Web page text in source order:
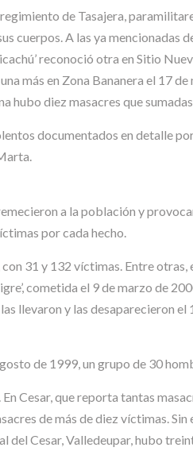
de Tasajera,
cuerpos. A las ya
reconoció otra en Sitio
más en Zona Bananera el 17
hubo diez masacres que
documentados en detalle
a la población y
por cada hecho.
31 y 132 víctimas. Entre
cometida el 9 de marzo de
llevaron y las desaparecieron
de 1999, un grupo de 30
Cesar, que reporta tantas
de más de diez víctimas.
del Cesar, Valledeupar, hubo